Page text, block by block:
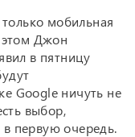
мобильная
этом Джон
в пятницу
Google ничуть не
выбор,
первую очередь.